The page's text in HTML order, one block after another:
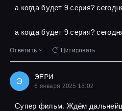
а когда будет 9 серия?
а когда будет 9 серия?
Ответить Цитировать
Э ЭЕРИ
6 января 2025 18:02
Супер фильм. Ждём